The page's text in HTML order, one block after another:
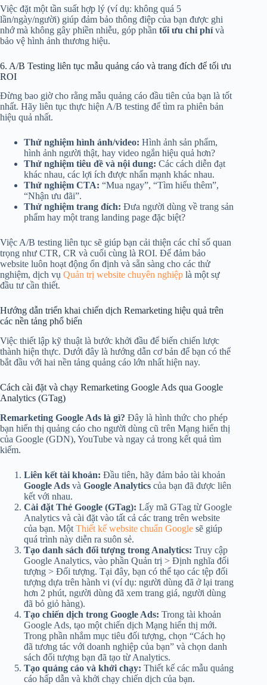
Việc đặt một tần suất hợp lý (ví dụ: không quá 5
lần/ngày/người) giúp đảm bảo thông điệp của bạn được ghi
nhớ mà không gây phiền nhiễu, góp phần tối ưu chi phívà
bảo vệ hình ảnh thương hiệu.
6. A/B Testing liên tục mẫu quảng cáo và trang đích để tối ưu
ROI
Đừng bao giờ cho rằng mẫu quảng cáo đầu tiên của bạn là tốt
nhất. Hãy liên tục thực hiện A/B testing để tìm ra phiên bản
hiệu quả nhất.
Thử nghiệm hình ảnh/video: Hình ảnh sản phẩm,
hình ảnh người thật, hay video ngắn hiệu quả hơn?
Thử nghiệm tiêu đề và nội dung: Các cách diễn đạt
khác nhau, các lợi ích được nhấn mạnh khác nhau.
Thử nghiệm CTA: “Mua ngay”, “Tìm hiểu thêm”,
“Nhận ưu đãi”.
Thử nghiệm trang đích: Đưa người dùng về trang sản
phẩm hay một trang landing page đặc biệt?
Việc A/B testing liên tục sẽ giúp bạn cải thiện các chỉ số quan
trọng như CTR, CR và cuối cùng là ROI. Để đảm bảo
website luôn hoạt động ổn định và sẵn sàng cho các thử
nghiệm, dịch vụ Quản trị website chuyên nghiệp là một sự
đầu tư cần thiết.
Hướng dẫn triển khai chiến dịch Remarketing hiệu quả trên
các nền tảng phổ biến
Việc thiết lập kỹ thuật là bước khởi đầu để biến chiến lược
thành hiện thực. Dưới đây là hướng dẫn cơ bản để bạn có thể
bắt đầu với hai nền tảng quảng cáo lớn nhất hiện nay.
Cách cài đặt và chạy Remarketing Google Ads qua Google
Analytics (GTag)
Remarketing Google Ads là gì? Đây là hình thức cho phép
bạn hiển thị quảng cáo cho người dùng cũ trên Mạng hiển thị
của Google (GDN), YouTube và ngay cả trong kết quả tìm
kiếm.
Liên kết tài khoản: Đầu tiên, hãy đảm bảo tài khoản
Google Ads và Google Analytics của bạn đã được liên
kết với nhau.
Cài đặt Thẻ Google (GTag): Lấy mã GTag từ Google
Analytics và cài đặt vào tất cả các trang trên website
của bạn. Một Thiết kế website chuẩn Google sẽ giúp
quá trình này diễn ra suôn sẻ.
Tạo danh sách đối tượng trong Analytics: Truy cập
Google Analytics, vào phần Quản trị > Định nghĩa đối
tượng > Đối tượng. Tại đây, bạn có thể tạo các tệp đối
tượng dựa trên hành vi (ví dụ: người dùng đã ở lại trang
hơn 2 phút, người dùng đã xem trang giá, người dùng
đã bỏ giỏ hàng).
Tạo chiến dịch trong Google Ads: Trong tài khoản
Google Ads, tạo một chiến dịch Mạng hiển thị mới.
Trong phần nhắm mục tiêu đối tượng, chọn “Cách họ
đã tương tác với doanh nghiệp của bạn” và chọn danh
sách đối tượng bạn đã tạo từ Analytics.
Tạo quảng cáo và khởi chạy: Thiết kế các mẫu quảng
cáo hấp dẫn và khởi chạy chiến dịch của bạn.